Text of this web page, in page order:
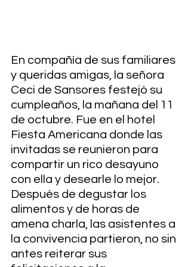
En compañía de sus familiares
y queridas amigas, la señora
Ceci de Sansores festejó su
cumpleaños, la mañana del 11
de octubre. Fue en el hotel
Fiesta Americana donde las
invitadas se reunieron para
compartir un rico desayuno
con ella y desearle lo mejor.
Después de degustar los
alimentos y de horas de
amena charla, las asistentes a
la convivencia partieron, no sin
antes reiterar sus